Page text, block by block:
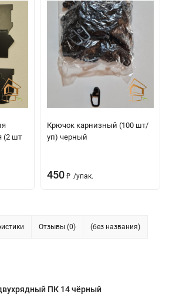
(2 шт
Крючок карнизный (100 шт/
уп) черный
450 ₽ /упак.
Отзывы (0) (без названия)
ПК 14 чёрный